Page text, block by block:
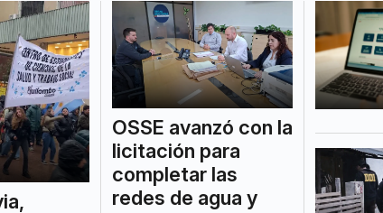
OSSE avanzó con la
licitación para
completar las
redes de agua y